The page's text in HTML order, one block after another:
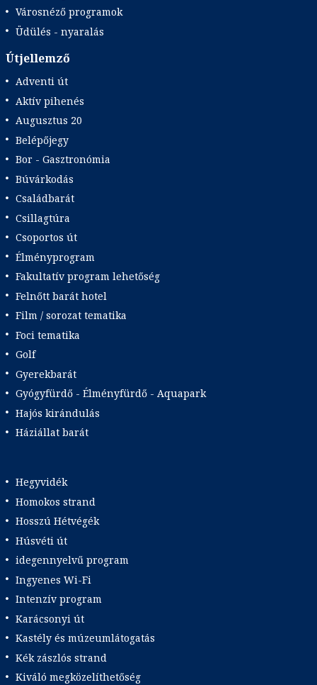
Városnéző programok
Üdülés - nyaralás
Útjellemző
Adventi út
Aktív pihenés
Augusztus 20
Belépőjegy
Bor - Gasztronómia
Búvárkodás
Családbarát
Csillagtúra
Csoportos út
Élményprogram
Fakultatív program lehetőség
Felnőtt barát hotel
Film / sorozat tematika
Foci tematika
Golf
Gyerekbarát
Gyógyfürdő - Élményfürdő - Aquapark
Hajós kirándulás
Háziállat barát
Hegyvidék
Homokos strand
Hosszú Hétvégék
Húsvéti út
idegennyelvű program
Ingyenes Wi-Fi
Intenzív program
Karácsonyi út
Kastély és múzeumlátogatás
Kék zászlós strand
Kiváló megközelíthetőség